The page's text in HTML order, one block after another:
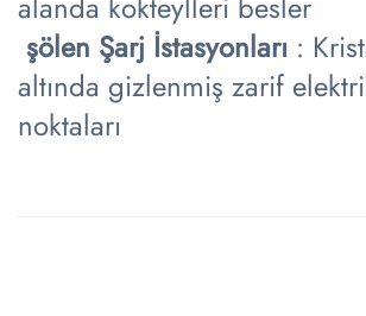
şölen Şarj İstasyonları :
altında gizlenmiş zarif
noktaları